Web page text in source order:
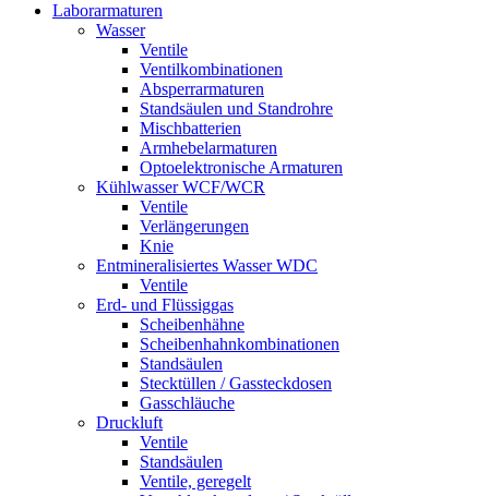
Laborarmaturen
Wasser
Ventile
Ventilkombinationen
Absperrarmaturen
Standsäulen und Standrohre
Mischbatterien
Armhebelarmaturen
Optoelektronische Armaturen
Kühlwasser WCF/WCR
Ventile
Verlängerungen
Knie
Entmineralisiertes Wasser WDC
Ventile
Erd- und Flüssiggas
Scheibenhähne
Scheibenhahnkombinationen
Standsäulen
Stecktüllen / Gassteckdosen
Gasschläuche
Druckluft
Ventile
Standsäulen
Ventile, geregelt